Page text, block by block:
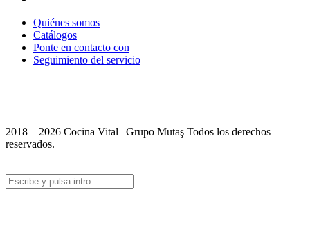
Quiénes somos
Catálogos
Ponte en contacto con
Seguimiento del servicio
2018 – 2026 Cocina Vital | Grupo Mutaş Todos los derechos
reservados.